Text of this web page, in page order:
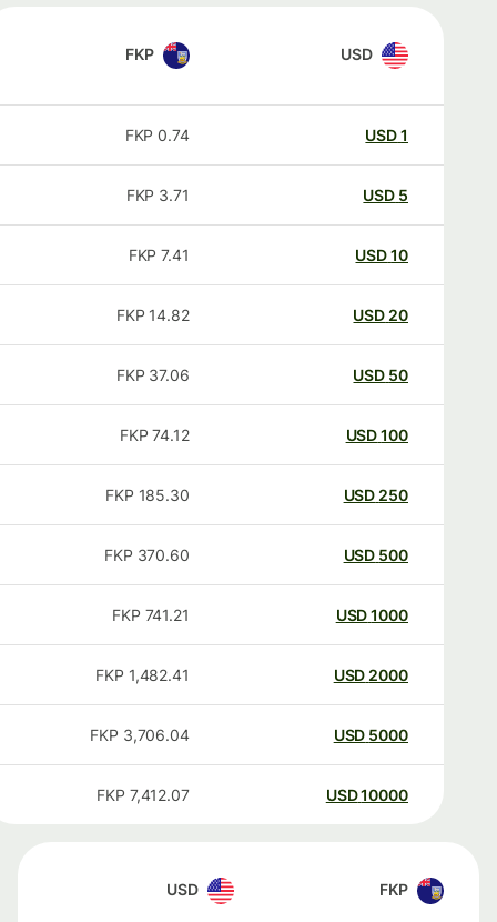
USD
FKP
USD
0.74
FKP
USD
3.71
FKP
USD
7.41
FKP
20
USD
14.82
FKP
50
USD
37.06
FKP
100
USD
74.12
FKP
250
USD
185.30
FKP
500
USD
370.60
FKP
1000
USD
741.21
FKP
2000
USD
1,482.41
FKP
5000
USD
3,706.04
FKP
10000
USD
7,412.07
FKP
FKP
USD